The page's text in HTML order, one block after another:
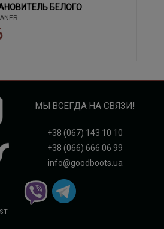
БЕЛОГО
МЫ ВСЕГДА НА СВЯЗИ!
+38 (067) 143 10 10
+38 (066) 666 06 99
info@goodboots.ua